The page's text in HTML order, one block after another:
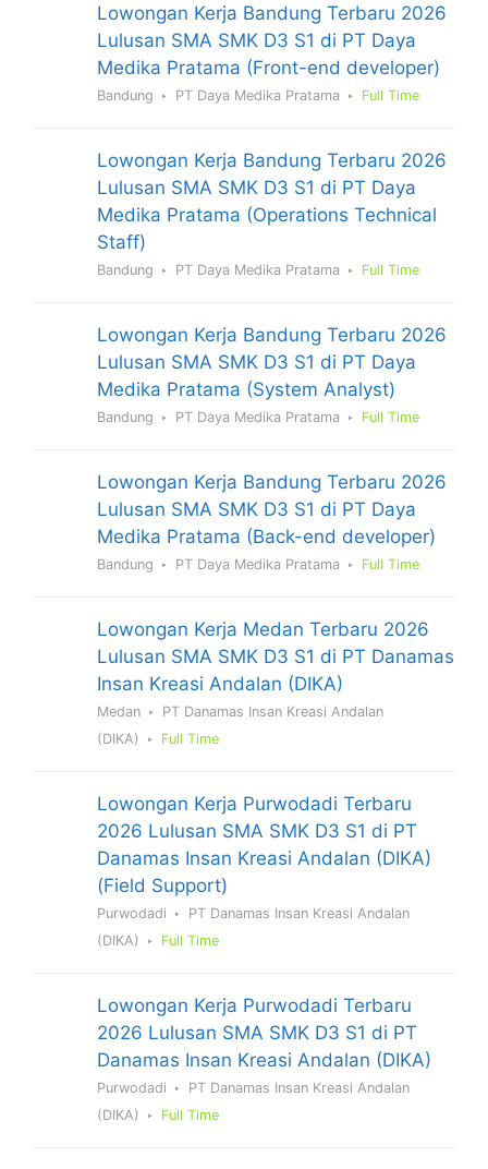
Lowongan Kerja Bandung Terbaru 2026
Lulusan SMA SMK D3 S1 di PT Daya
Medika Pratama (Front-end developer)
Bandung PT Daya Medika Pratama Full Time
Lowongan Kerja Bandung Terbaru 2026
Lulusan SMA SMK D3 S1 di PT Daya
Medika Pratama (Operations Technical
Staff)
Bandung PT Daya Medika Pratama Full Time
Lowongan Kerja Bandung Terbaru 2026
Lulusan SMA SMK D3 S1 di PT Daya
Medika Pratama (System Analyst)
Bandung PT Daya Medika Pratama Full Time
Lowongan Kerja Bandung Terbaru 2026
Lulusan SMA SMK D3 S1 di PT Daya
Medika Pratama (Back-end developer)
Bandung PT Daya Medika Pratama Full Time
Lowongan Kerja Medan Terbaru 2026
Lulusan SMA SMK D3 S1 di PT Danamas
Insan Kreasi Andalan (DIKA)
Medan
PT Danamas Insan Kreasi Andalan
(DIKA)
Full Time
Lowongan Kerja Purwodadi Terbaru
2026 Lulusan SMA SMK D3 S1 di PT
Danamas Insan Kreasi Andalan (DIKA)
(Field Support)
Purwodadi
PT Danamas Insan Kreasi Andalan
(DIKA)
Full Time
Lowongan Kerja Purwodadi Terbaru
2026 Lulusan SMA SMK D3 S1 di PT
Danamas Insan Kreasi Andalan (DIKA)
Purwodadi
PT Danamas Insan Kreasi Andalan
(DIKA)
Full Time